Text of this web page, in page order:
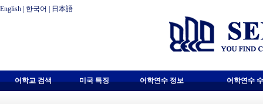
English 한국어 日本語
어학교 검색 미국 특징 어학연수 정보 어학연수